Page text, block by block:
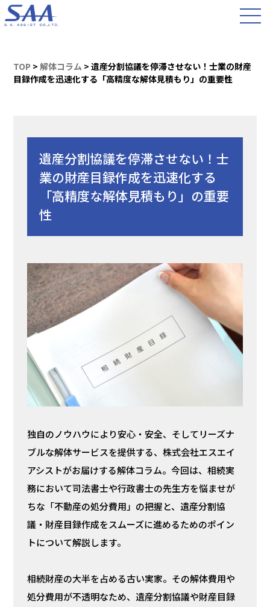
TOP >解体コラム >遺産分割協議を停滞させない！士業の財産
目録作成を迅速化する「高精度な解体見積もり」の重要性
遺産分割協議を停滞させない！士
業の財産目録作成を迅速化する
「高精度な解体見積もり」の重要
性
独自のノウハウにより安心・安全、そしてリーズナ
ブルな解体サービスを提供する、株式会社エスエイ
アシストがお届けする解体コラム。今回は、相続実
務において司法書士や行政書士の先生方を悩ませが
ちな「不動産の処分費用」の把握と、遺産分割協
議・財産目録作成をスムーズに進めるためのポイン
トについて解説します。
相続財産の大半を占める古い実家。その解体費用や
処分費用が不透明なため、遺産分割協議や財産目録